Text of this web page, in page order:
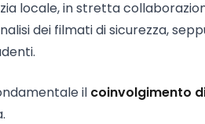
locale, in stretta
dei filmati di sicurezza,
il coinvolgimento